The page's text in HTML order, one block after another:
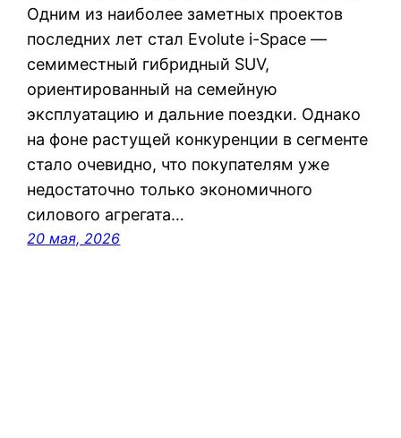
Одним из наиболее заметных проектов
последних лет стал Evolute i-Space —
семиместный гибридный SUV,
ориентированный на семейную
эксплуатацию и дальние поездки. Однако
на фоне растущей конкуренции в сегменте
стало очевидно, что покупателям уже
недостаточно только экономичного
силового агрегата…
20 мая, 2026